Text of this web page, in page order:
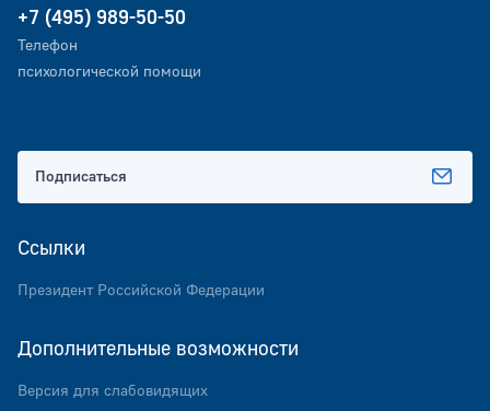
+7 (495) 989-50-50
Телефон
психологической помощи
Ссылки
Президент Российской Федерации
Дополнительные возможности
Версия для слабовидящих
Подписаться